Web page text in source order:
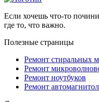
Если хочешь что-то
где то, что важно.
Полезные страницы
Ремонт стиральных
Ремонт
Ремонт ноутбуков
Ремонт автомагнитол